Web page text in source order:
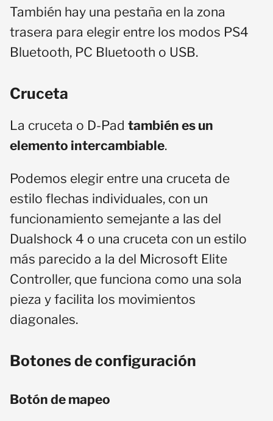
También hay una pestaña en la zona
trasera para elegir entre los modos PS4
Bluetooth, PC Bluetooth o USB.
Cruceta
La cruceta o D-Pad también es un
elemento intercambiable.
Podemos elegir entre una cruceta de
estilo flechas individuales, con un
funcionamiento semejante a las del
Dualshock 4 o una cruceta con un estilo
más parecido a la del Microsoft Elite
Controller, que funciona como una sola
pieza y facilita los movimientos
diagonales.
Botones de configuración
Botón de mapeo